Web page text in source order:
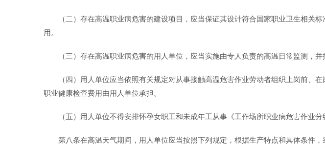
（二）存在高温职业病危害的建设项目，应当保证其设计符合国家职业卫生相关
用。
（三）存在高温职业病危害的用人单位，应当实施由专人负责的高温日常监测，
（四）用人单位应当依照有关规定对从事接触高温危害作业劳动者组织上岗前、
职业健康检查费用由用人单位承担。
（五）用人单位不得安排怀孕女职工和未成年工从事《工作场所职业病危害作业
第八条在高温天气期间，用人单位应当按照下列规定，根据生产特点和具体条件